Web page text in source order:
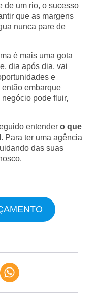
de um rio, o sucesso
que as margens
nunca pare de
é mais uma gota
dia após dia, vai
e
embarque
pode fluir,
entender o que
. Para ter uma agência
das suas